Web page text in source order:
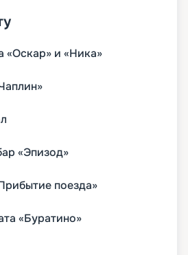
«Оскар» и «Ника»
«Эпизод»
поезда»
«Буратино»